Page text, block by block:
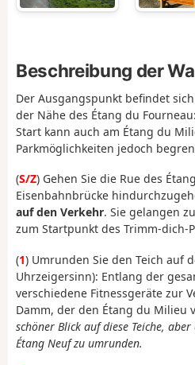
Beschreibung der
Der Ausgangspunkt befindet
der Nähe des Étang du
Start kann auch am Étang du
Parkmöglichkeiten jedoch
(S/Z) Gehen Sie die Rue des
Eisenbahnbrücke
auf den Verkehr. Sie gelangen
zum Startpunkt des Trimm-dich-
(1) Umrunden Sie den Teich auf
Uhrzeigersinn): Entlang der
verschiedene Fitnessgeräte zur
Damm, der den Étang du Milieu
schöner Blick auf diese Teiche,
Étang Neuf zu umrunden.